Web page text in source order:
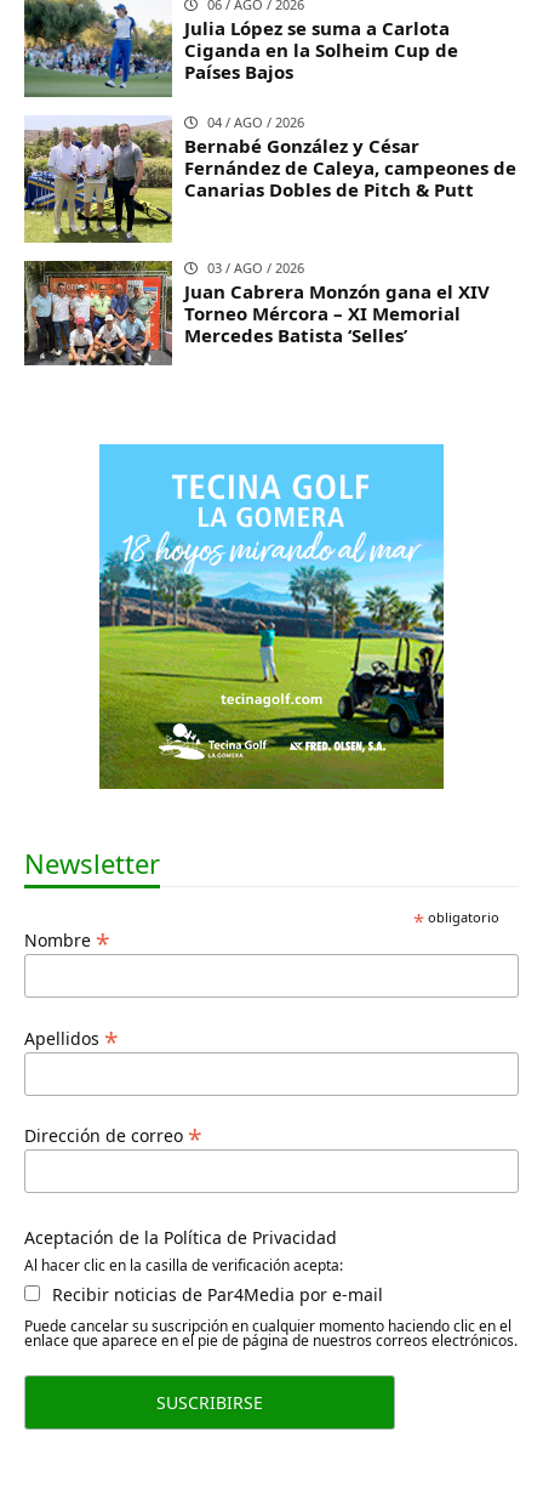
06 / AGO / 2026
Julia López se suma a Carlota
Ciganda en la Solheim Cup de
Países Bajos
04 / AGO / 2026
Bernabé González y César
Fernández de Caleya, campeones de
Canarias Dobles de Pitch & Putt
03 / AGO / 2026
Juan Cabrera Monzón gana el XIV
Torneo Mércora – XI Memorial
Mercedes Batista ‘Selles’
Newsletter
*obligatorio
Nombre *
Apellidos *
Dirección de correo *
Aceptación de la Política de Privacidad
Al hacer clic en la casilla de verificación acepta:
Recibir noticias de Par4Media por e-mail
Puede cancelar su suscripción en cualquier momento haciendo clic en el
enlace que aparece en el pie de página de nuestros correos electrónicos.